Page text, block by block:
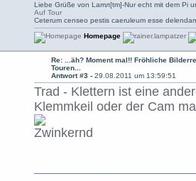
Liebe Grüße von Lamл[tm]-Nur echt mit dem Pi
Auf Tour
Ceterum censeo pestis caeruleum esse
Homepage
Re: ...äh? Moment mal!! Fröhliche
Touren...
Antwort #3 -29.08.2011 um 13:59:51
Trad - Klettern ist eine
Klemmkeil oder der Cam